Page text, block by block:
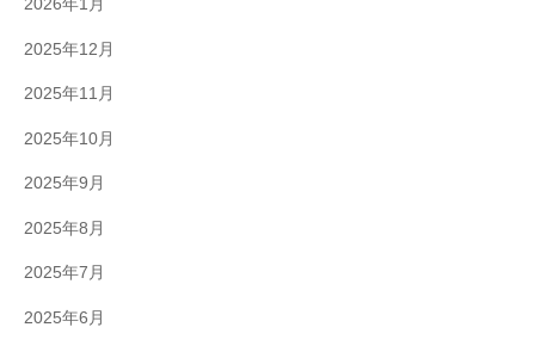
2026年1月
2025年12月
2025年11月
2025年10月
2025年9月
2025年8月
2025年7月
2025年6月